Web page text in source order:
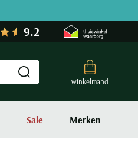
9.2
winkelmand
Submit search
Sale Merken